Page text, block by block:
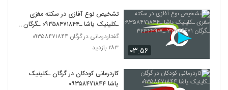
۰۳:۵۶
تشخیص نوع آفازی در سکته مغزی
ـکلینیک یاشا ـ۰۹۳۵۸۴۷۱۸۴۴ ـگرگان
۳۲۳۲۶۶۷۱ ـ۳۲۳۲۳۹۰۷
گفتاردرمانی در گرگان ۰۹۳۵۸۴۷۱۸۴۴
۲۸۳ بازدید
کاردرمانی کودکان در گرگان ـکلینیک
یاشا ۰۹۳۵۸۴۷۱۸۴۴